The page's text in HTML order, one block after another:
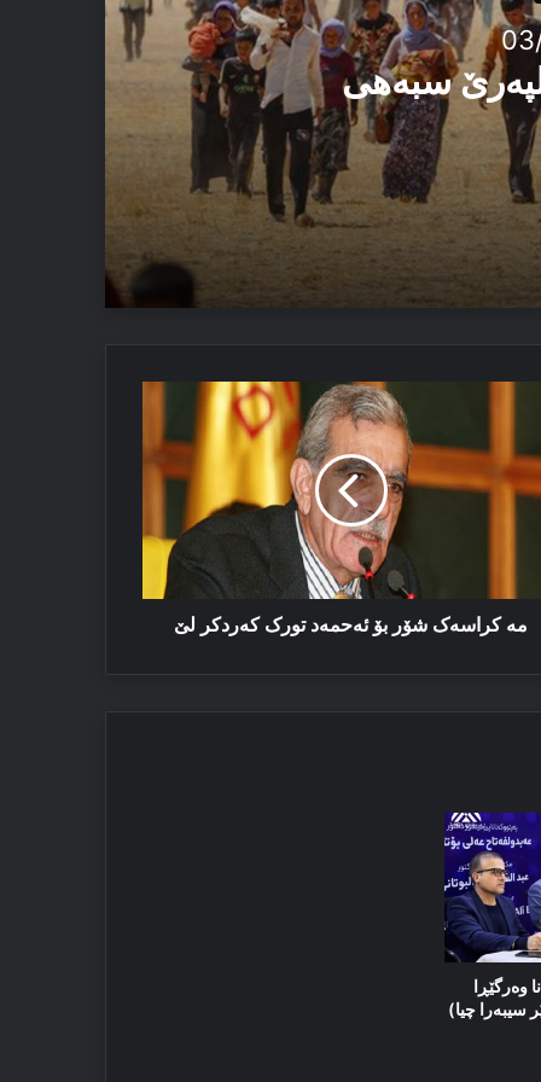
سبەهی
مە کراسەک شۆر بۆ ئەحمەد تورک کەردکر لێ
وەرگێڕا
سیبەرا چیا)